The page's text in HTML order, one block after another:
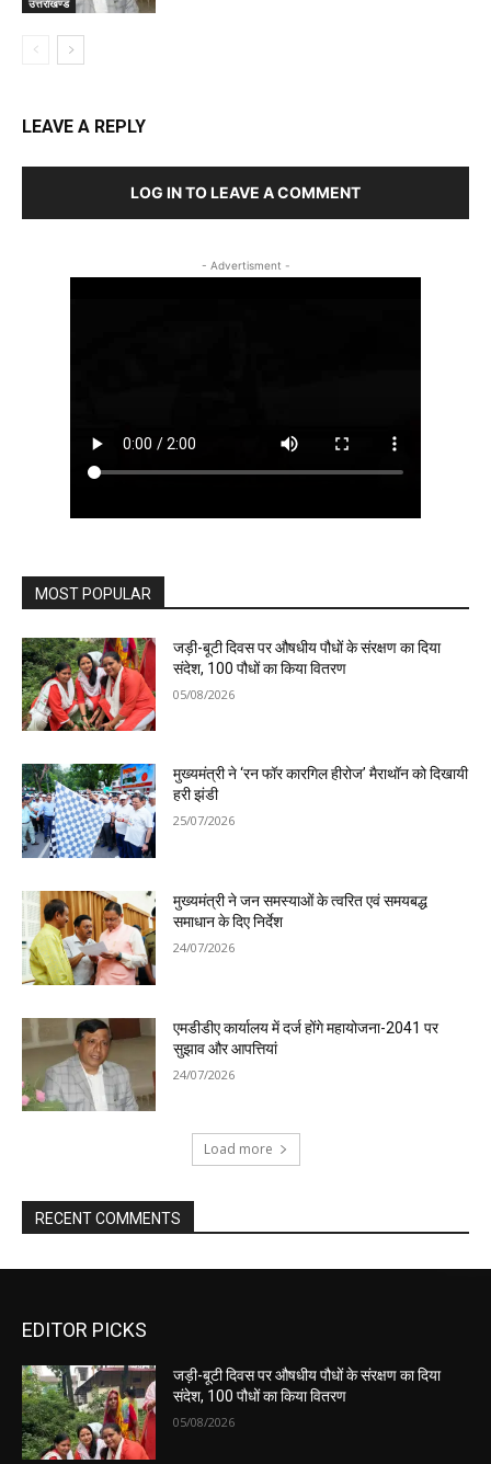
LEAVE A REPLY
LOG IN TO LEAVE A COMMENT
- Advertisment -
MOST POPULAR
जड़ी-बूटी दिवस पर औषधीय पौधों के संरक्षण का दिया
संदेश, 100 पौधों का किया वितरण
05/08/2026
मुख्यमंत्री ने ‘रन फॉर कारगिल हीरोज’ मैराथॉन को दिखायी
हरी झंडी
25/07/2026
मुख्यमंत्री ने जन समस्याओं के त्वरित एवं समयबद्ध
समाधान के दिए निर्देश
24/07/2026
एमडीडीए कार्यालय में दर्ज होंगे महायोजना-2041 पर
सुझाव और आपत्तियां
24/07/2026
Load more
RECENT COMMENTS
EDITOR PICKS
जड़ी-बूटी दिवस पर औषधीय पौधों के संरक्षण का दिया
संदेश, 100 पौधों का किया वितरण
05/08/2026